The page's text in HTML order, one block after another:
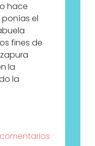
hace
el
fines de
la
la
las